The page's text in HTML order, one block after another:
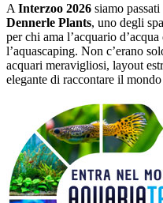
A Interzoo 2026 siamo
Dennerle Plants, uno degli
per chi ama l’acquario
l’aquascaping. Non c’erano
acquari meravigliosi, layout
elegante di raccontare il